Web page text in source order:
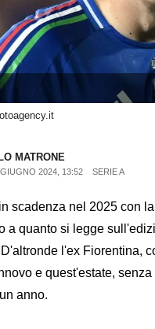
MATRONE
2024, 13:52 SERIE A
scadenza nel 2025 con
a quanto si legge
l'ex Fiorentina,
e quest'estate,
anno.